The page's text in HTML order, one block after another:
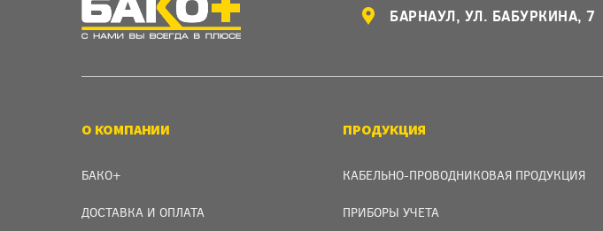
БАРНАУЛ, УЛ. БАБУРКИНА, 7
О КОМПАНИИ
БАКО+
ДОСТАВКА И ОПЛАТА
ПРОДУКЦИЯ
КАБЕЛЬНО-ПРОВОДНИКОВАЯ ПРОДУКЦИЯ
ПРИБОРЫ УЧЕТА